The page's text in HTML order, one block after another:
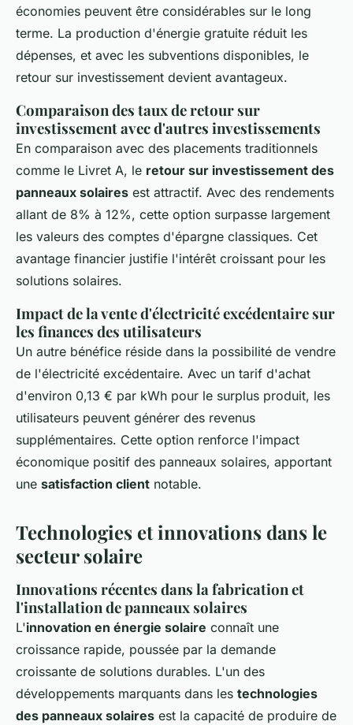
économies peuvent être considérables sur le long
terme. La production d'énergie gratuite réduit les
dépenses, et avec les subventions disponibles, le
retour sur investissement devient avantageux.
Comparaison des taux de retour sur
investissement avec d'autres investissements
En comparaison avec des placements traditionnels
comme le Livret A, le retour sur investissement des
panneaux solaires est attractif. Avec des rendements
allant de 8% à 12%, cette option surpasse largement
les valeurs des comptes d'épargne classiques. Cet
avantage financier justifie l'intérêt croissant pour les
solutions solaires.
Impact de la vente d'électricité excédentaire sur
les finances des utilisateurs
Un autre bénéfice réside dans la possibilité de vendre
de l'électricité excédentaire. Avec un tarif d'achat
d'environ 0,13 € par kWh pour le surplus produit, les
utilisateurs peuvent générer des revenus
supplémentaires. Cette option renforce l'impact
économique positif des panneaux solaires, apportant
une satisfaction client notable.
Technologies et innovations dans le
secteur solaire
Innovations récentes dans la fabrication et
l'installation de panneaux solaires
L'innovation en énergie solaire connaît une
croissance rapide, poussée par la demande
croissante de solutions durables. L'un des
développements marquants dans les technologies
des panneaux solaires est la capacité de produire de